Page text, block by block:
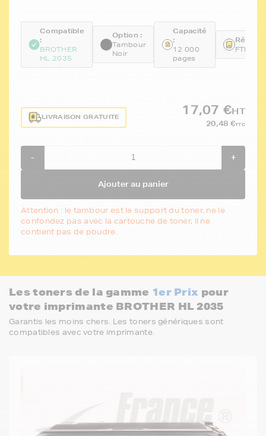
Compatible
:
BROTHER
HL 2035
Option :
Tambour
Noir
Capacité
:
12 000
pages
LIVRAISON GRATUITE
17,07 €HT
20,48 €TTC
- +
Ajouter au panier
Attention : le tambour est le support du toner, ne le
confondez pas avec la cartouche de toner, il ne
contient pas de poudre.
Les toners de la gamme 1er Prix pour
votre imprimante BROTHER HL 2035
Garantis les moins chers. Les toners génériques sont
compatibles avec votre imprimante.